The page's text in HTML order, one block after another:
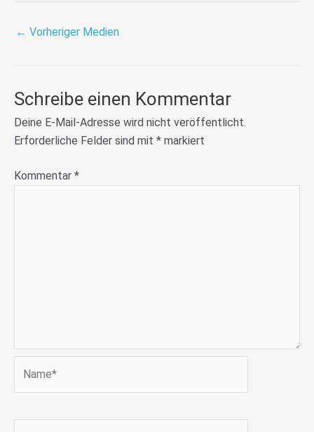
← Vorheriger Medien
Schreibe einen Kommentar
Deine E-Mail-Adresse wird nicht veröffentlicht.
Erforderliche Felder sind mit * markiert
Kommentar *